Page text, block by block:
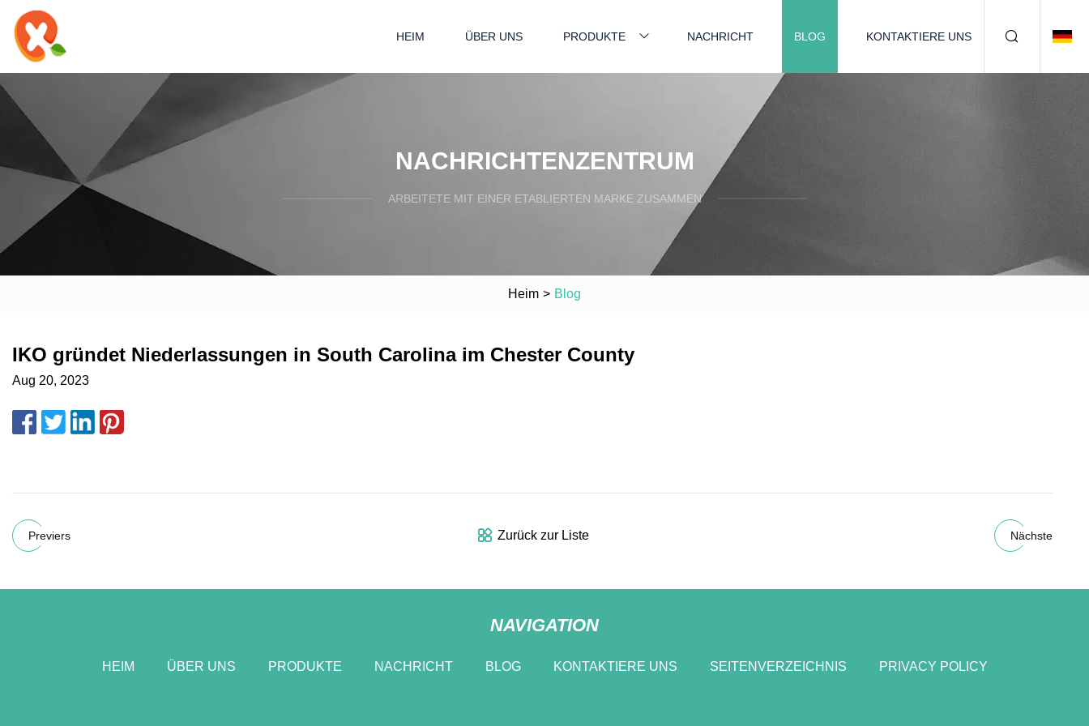
HEIM ÜBER UNS PRODUKTE NACHRICHT BLOG KONTAKTIERE UNS
NACHRICHTENZENTRUM
ARBEITETE MIT EINER ETABLIERTEN MARKE ZUSAMMEN
Heim > Blog
IKO gründet Niederlassungen in South Carolina im Chester County
Aug 20, 2023
Previers Zurück zur Liste Nächste
NAVIGATION
HEIM ÜBER UNS PRODUKTE NACHRICHT BLOG KONTAKTIERE UNS SEITENVERZEICHNIS PRIVACY POLICY